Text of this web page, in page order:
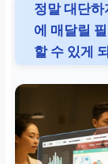
정말 대단
에 매달릴
할 수 있게